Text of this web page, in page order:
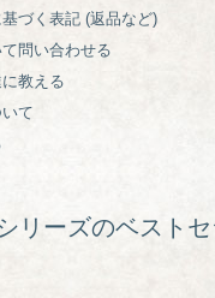
づく表記 (返品など)
問い合わせる
教える
て
リーズのベスト